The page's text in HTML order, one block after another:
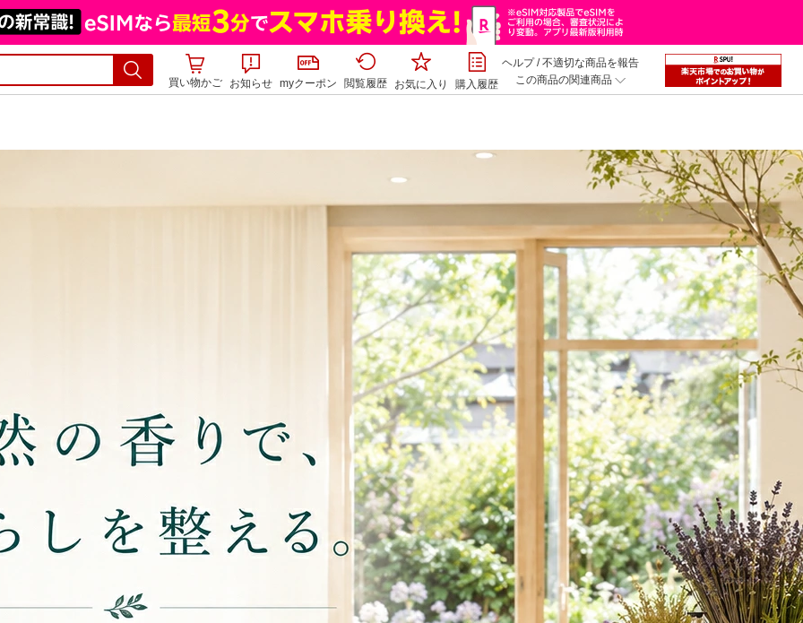
買い物かご お知らせ myクーポン 閲覧履歴 お気に入り 購入履歴
ヘルプ/不適切な商品を報告
この商品の関連商品